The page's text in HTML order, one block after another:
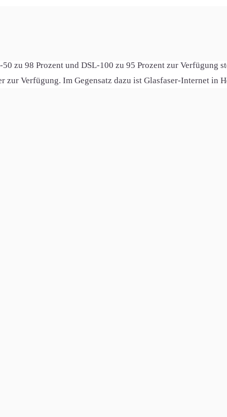
die etwa 2.500 Einwohner zählt. Horgau ist vor allem
Auch die Horgauer Kirche St. Stephanus ist eine der
Wie in vielen anderen Orten Bayerns ist auch hier der
zu 98 Prozent und DSL-100 zu 95 Prozent zur Verfügung
zur Verfügung. Im Gegensatz dazu ist Glasfaser-Internet in
dennoch nicht auf moderne Internetverbindungen
im Internet zu surfen. Ende des Textes.
Schäfstoss, Auerbach, Ziegelhauserhof, Bieselbach,